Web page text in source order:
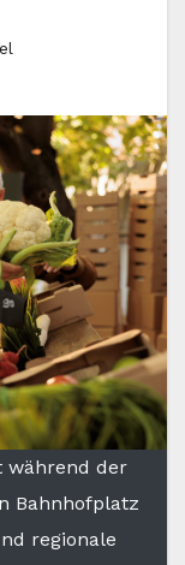
während der
Bahnhofplatz
regionale